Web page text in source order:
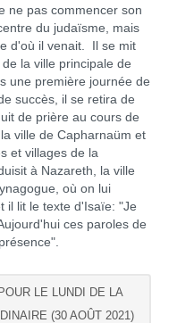
ne pas commencer son
du judaïsme, mais
d'où il venait. Il se mit
la ville principale de
une première journée de
succès, il se retira de
de prière au cours de
ville de Capharnaüm et
et villages de la
à Nazareth, la ville
où on lui
il lit le texte d'Isaïe: "Je
ces paroles de
LE LUNDI DE LA
(30 AOÛT 2021)